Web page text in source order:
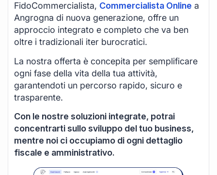
FidoCommercialista, Commercialista Online a
Angrogna di nuova generazione, offre un
approccio integrato e completo che va ben
oltre i tradizionali iter burocratici.
La nostra offerta è concepita per semplificare
ogni fase della vita della tua attività,
garantendoti un percorso rapido, sicuro e
trasparente.
Con le nostre soluzioni integrate, potrai
concentrarti sullo sviluppo del tuo business,
mentre noi ci occupiamo di ogni dettaglio
fiscale e amministrativo.